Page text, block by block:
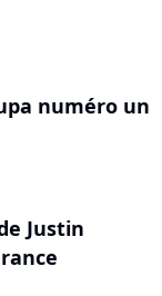
numéro un
Justin